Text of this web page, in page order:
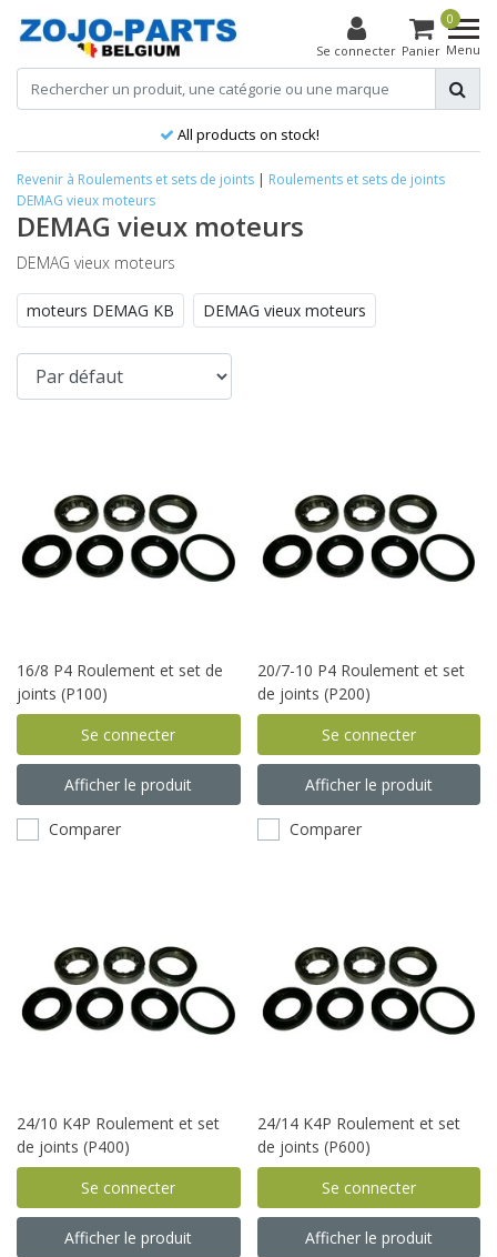
Se connecter
0
Panier Menu
All products on stock!
Revenir à Roulements et sets de joints | Roulements et sets de joints
DEMAG vieux moteurs
DEMAG vieux moteurs
DEMAG vieux moteurs
moteurs DEMAG KB DEMAG vieux moteurs
16/8 P4 Roulement et set de
joints (P100)
Se connecter
Afficher le produit
Comparer
20/7-10 P4 Roulement et set
de joints (P200)
Se connecter
Afficher le produit
Comparer
24/10 K4P Roulement et set
de joints (P400)
Se connecter
Afficher le produit
24/14 K4P Roulement et set
de joints (P600)
Se connecter
Afficher le produit